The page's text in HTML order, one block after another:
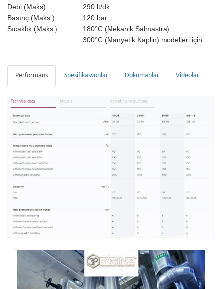
Debi (Maks) :
290 lt/dk
Basınç (Maks.)
:
120 bar
Sıcaklık (Maks.)
:
180°C (Mekanik Salmastra)
:
300°C (Manyetik Kaplin) modelleri için.
Performans Spesifikasyonlar Dokümanlar Videolar